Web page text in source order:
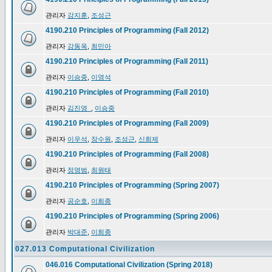
관리자 강지훈 조성근
4190.210 Principles of Programming (Fall 2012)
관리자 강동옥 최민아
4190.210 Principles of Programming (Fall 2011)
관리자 이승중 이영석
4190.210 Principles of Programming (Fall 2010)
관리자 김진영_ 이승중
4190.210 Principles of Programming (Fall 2009)
관리자 이우석 장수원 조성근 신희제
4190.210 Principles of Programming (Fall 2008)
관리자 정영범 최원태
4190.210 Principles of Programming (Spring 2007)
관리자 공순호 이희종
4190.210 Principles of Programming (Spring 2006)
관리자 박대준 이희종
027.013 Computational Civilization
046.016 Computational Civilization (Spring 2018)